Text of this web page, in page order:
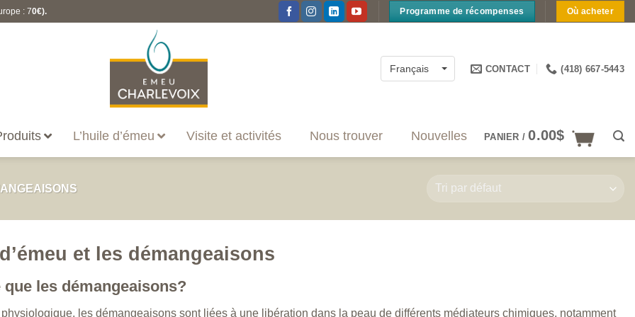
: 70€). Programme de récompenses Où acheter
Français CONTACT (418) 667-5443
L’huile d’émeu Visite et activités Nous trouver Nouvelles PANIER /0.00$
et les démangeaisons
que les démangeaisons?
les démangeaisons sont liées à une libération dans la peau de différents médiateurs chimiques, notamment